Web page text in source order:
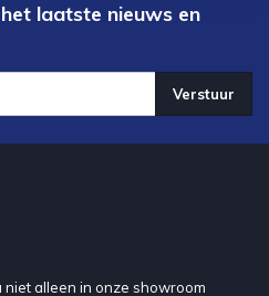
laatste nieuws en
Verstuur
alleen in onze showroom